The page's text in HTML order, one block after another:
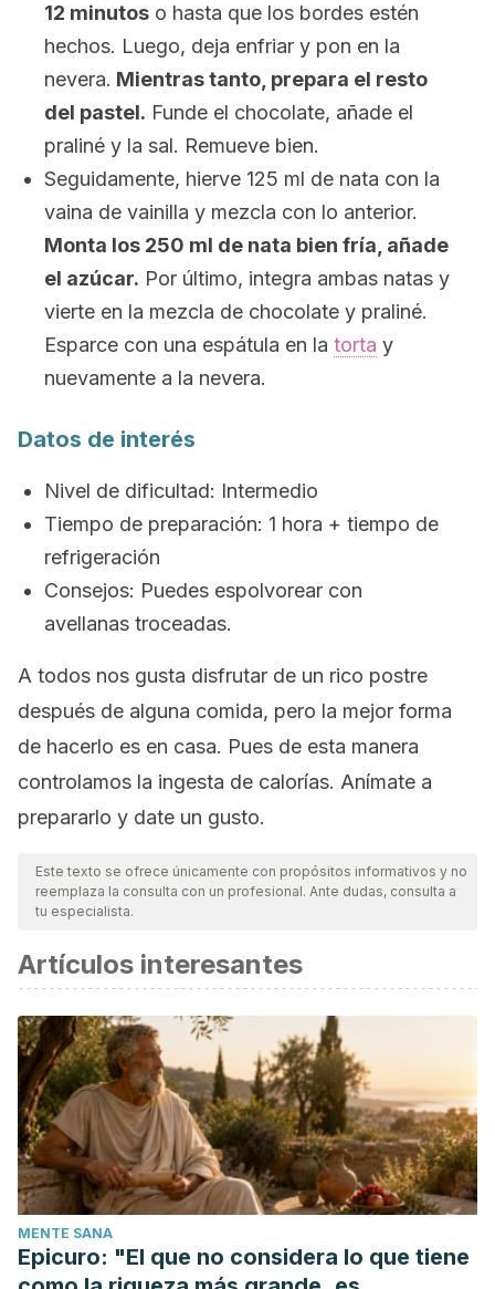
12 minutos o hasta que los bordes estén
hechos. Luego, deja enfriar y pon en la
nevera. Mientras tanto, prepara el resto
del pastel. Funde el chocolate, añade el
praliné y la sal. Remueve bien.
Seguidamente, hierve 125 ml de nata con la
vaina de vainilla y mezcla con lo anterior.
Monta los 250 ml de nata bien fría, añade
el azúcar. Por último, integra ambas natas y
vierte en la mezcla de chocolate y praliné.
Esparce con una espátula en la torta y
nuevamente a la nevera.
Datos de interés
Nivel de dificultad: Intermedio
Tiempo de preparación: 1 hora + tiempo de
refrigeración
Consejos: Puedes espolvorear con
avellanas troceadas.
A todos nos gusta disfrutar de un rico postre
después de alguna comida, pero la mejor forma
de hacerlo es en casa. Pues de esta manera
controlamos la ingesta de calorías. Anímate a
prepararlo y date un gusto.
Este texto se ofrece únicamente con propósitos informativos y no
reemplaza la consulta con un profesional. Ante dudas, consulta a
tu especialista.
Artículos interesantes
MENTE SANA
Epicuro: "El que no considera lo que tiene